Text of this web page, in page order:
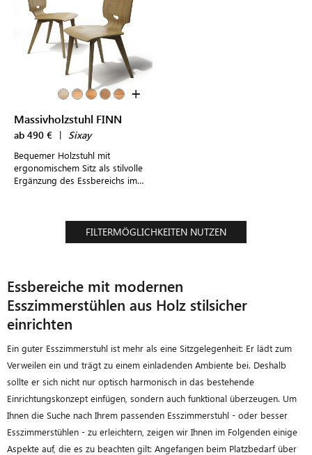
+
Massivholzstuhl FINN
ab 490 € | Sixay
Bequemer Holzstuhl mit
ergonomischem Sitz als stilvolle
Ergänzung des Essbereichs im
FILTERMÖGLICHKEITEN NUTZEN
Essbereiche mit modernen
Esszimmerstühlen aus Holz stilsicher
einrichten
Ein guter Esszimmerstuhl ist mehr als eine Sitzgelegenheit: Er lädt zum
Verweilen ein und trägt zu einem einladenden Ambiente bei. Deshalb
sollte er sich nicht nur optisch harmonisch in das bestehende
Einrichtungskonzept einfügen, sondern auch funktional überzeugen. Um
Ihnen die Suche nach Ihrem passenden Esszimmerstuhl - oder besser
Esszimmerstühlen - zu erleichtern, zeigen wir Ihnen im Folgenden einige
Aspekte auf, die es zu beachten gilt: Angefangen beim Platzbedarf über